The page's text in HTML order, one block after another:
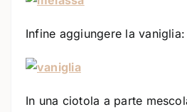
Infine aggiungere la vaniglia:
In una ciotola a parte